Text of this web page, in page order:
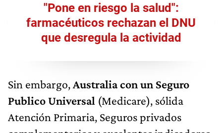
"Pone en riesgo la salud":
farmacéuticos rechazan el DNU
que desregula la actividad
Sin embargo,Australia con un Seguro
Publico Universal (Medicare), sólida
Atención Primaria, Seguros privados